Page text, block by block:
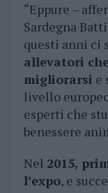
“Eppure –
Sardegna
questi anni ci
allevatori
migliorarsi e
livello
esperti che
benessere
Nel 2015,
l’expo, e